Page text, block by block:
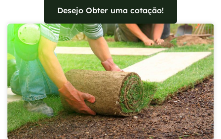
Desejo Obter uma cotação!